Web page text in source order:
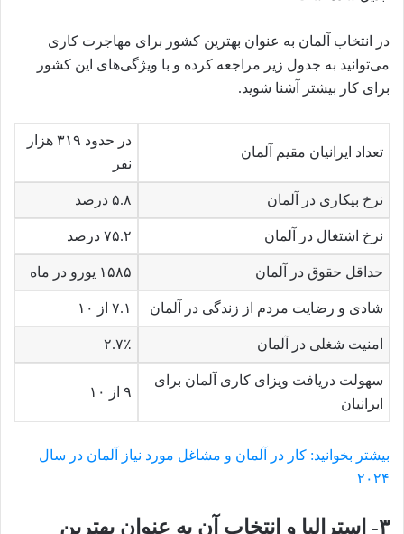
در انتخاب آلمان به عنوان بهترین کشور برای مهاجرت کاری
می‌توانید به جدول زیر مراجعه کرده و با ویژگی‌های این کشور
برای کار بیشتر آشنا شوید.
تعداد ایرانیان مقیم آلمان
در حدود ۳۱۹ هزار
نفر
نرخ بیکاری در آلمان ۵.۸ درصد
نرخ اشتغال در آلمان ۷۵.۲ درصد
حداقل حقوق در آلمان ۱۵۸۵ یورو در ماه
شادی و رضایت مردم از زندگی در آلمان ۷.۱ از ۱۰
امنیت شغلی در آلمان ۲.۷٪
سهولت دریافت ویزای کاری آلمان برای
ایرانیان
۹ از ۱۰
بیشتر بخوانید: کار در آلمان و مشاغل مورد نیاز آلمان در سال
۲۰۲۴
۳- استرالیا و انتخاب آن به عنوان بهترین